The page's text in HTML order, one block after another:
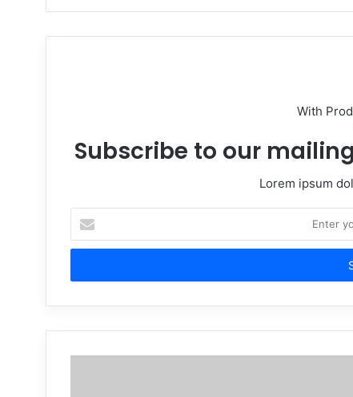
With
Subscribe to our
Lorem ipsum
Enter
your
Email